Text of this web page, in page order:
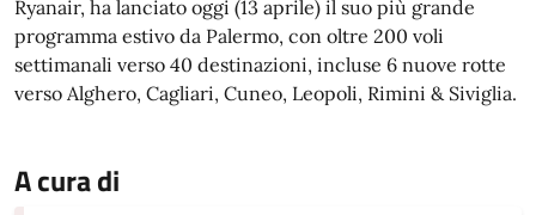
Ryanair, ha lanciato oggi (13 aprile) il suo più grande
programma estivo da Palermo, con oltre 200 voli
settimanali verso 40 destinazioni, incluse 6 nuove rotte
verso Alghero, Cagliari, Cuneo, Leopoli, Rimini & Siviglia.
A cura di